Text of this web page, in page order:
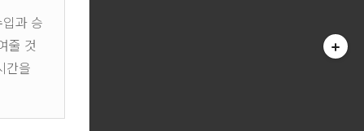
과 승
줄 것
간을